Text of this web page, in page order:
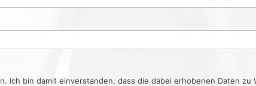
Ich bin damit einverstanden, dass die dabei erhobenen Daten